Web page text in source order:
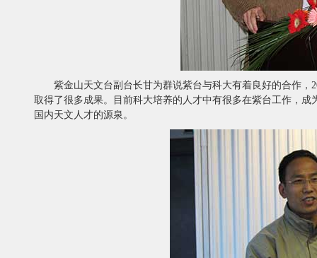
紫金山天文台副台长甘为群说紫台与科大有着良好的合作
取得了很多成果。目前科大培养的人才中有很多在紫台工作，
国内天文人才的源泉。